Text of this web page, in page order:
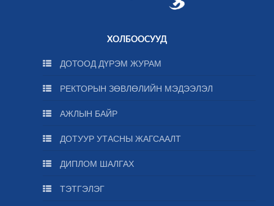
ХОЛБООСУУД
ДОТООД ДҮРЭМ ЖУРАМ
РЕКТОРЫН ЗӨВЛӨЛИЙН МЭДЭЭЛЭЛ
АЖЛЫН БАЙР
ДОТУУР УТАСНЫ ЖАГСААЛТ
ДИПЛОМ ШАЛГАХ
ТЭТГЭЛЭГ